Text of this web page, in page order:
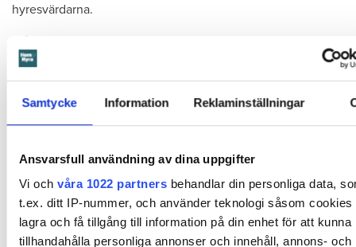
Samtycke Information Reklaminställningar
Ansvarsfull användning av dina uppgifter
Vi och våra 1022 partnersbehandlar din personliga data,
t.ex. ditt IP-nummer, och använder teknologi såsom cookies
lagra och få tillgång till information på din enhet för att kunna
tillhandahålla personliga annonser och innehåll, annons- och
hyresvärdarna.
Frågan är vilket resultat det gav.
Majoritet betalar direktaviseringar
För när vi ställer frågan påstår ­värdarna att mellan 72 och 90
Sadiq på Lindängen i Malmö inte alls ensam, utan del av en
– Man är väldigt lojal som hyresgäst och det första man
betalar är hyran. Det är naturligt att många gör det. Det är
därför det är så omoraliskt att man utnyttjar den svagare